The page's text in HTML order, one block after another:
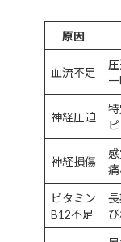
原因
血流不足
神経圧迫
神経損傷
感
ビタミン
B12不足